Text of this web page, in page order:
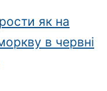
як на
в червні